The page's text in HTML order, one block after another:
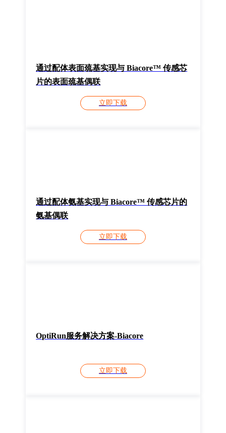
通过配体表面巯基实现与 Biacore™ 传感芯
片的表面巯基偶联
立即下载
通过配体氨基实现与 Biacore™ 传感芯片的
氨基偶联
立即下载
OptiRun服务解决方案-Biacore
立即下载